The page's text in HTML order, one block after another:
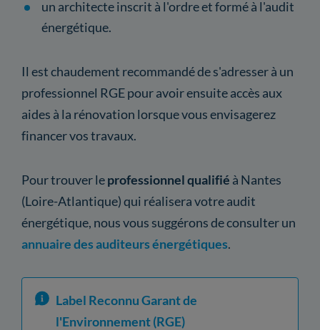
un architecte inscrit à l'ordre et formé à l'audit
énergétique.
Il est chaudement recommandé de s'adresser à un
professionnel RGE pour avoir ensuite accès aux
aides à la rénovation lorsque vous envisagerez
financer vos travaux.
Pour trouver leprofessionnel qualifié à Nantes
(Loire-Atlantique) qui réalisera votre audit
énergétique, nous vous suggérons de consulter un
annuaire des auditeurs énergétiques.
Label Reconnu Garant de
l'Environnement (RGE)